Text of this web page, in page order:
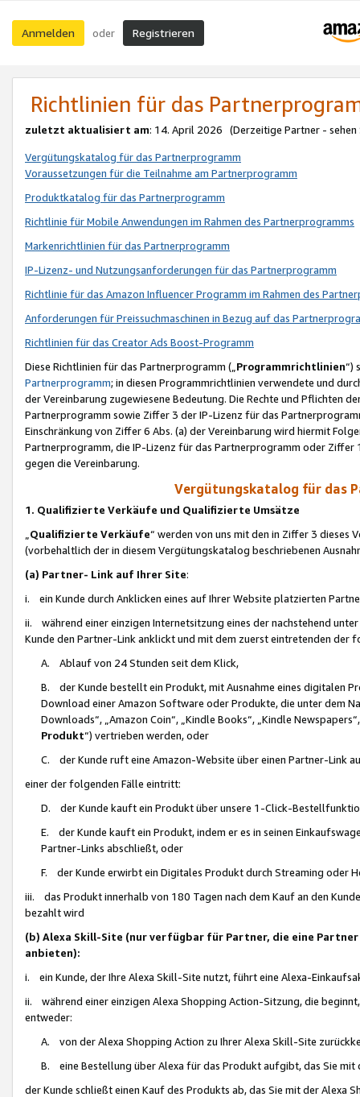
Anmelden oder Registrieren
Richtlinien für das
zuletzt aktualisiert am: 14. April 2026 (Derzeitige Partner - sehen
Vergütungskatalog für das Partnerprogramm
Voraussetzungen für die Teilnahme am Partnerprogramm
Produktkatalog für das Partnerprogramm
Richtlinie für Mobile Anwendungen im Rahmen des Partnerprogramms
Markenrichtlinien für das Partnerprogramm
IP-Lizenz- und Nutzungsanforderungen für das Partnerprogramm
Richtlinie für das Amazon Influencer Programm im Rahmen des
Anforderungen für Preissuchmaschinen in Bezug auf das
Richtlinien für das Creator Ads Boost-Programm
Diese Richtlinien für das Partnerprogramm („Programmrichtlinien“)
Partnerprogramm; in diesen Programmrichtlinien verwendete und
der Vereinbarung zugewiesene Bedeutung. Die Rechte und Pflichten
Partnerprogramm sowie Ziffer 3 der IP-Lizenz für das
Einschränkung von Ziffer 6 Abs. (a) der Vereinbarung wird hiermit
Partnerprogramm, die IP-Lizenz für das Partnerprogramm oder
gegen die Vereinbarung.
Vergütungskatalog für das
1. Qualifizierte Verkäufe und Qualifizierte Umsätze
Qualifizierte Verkäufe“ werden von uns mit den in Ziffer 3
(vorbehaltlich der in diesem Vergütungskatalog beschriebenen
(a) Partner- Link auf Ihrer Site:
i. ein Kunde durch Anklicken eines auf Ihrer Website platzierten
ii. während einer einzigen Internetsitzung eines der nachstehend
Kunde den Partner-Link anklickt und mit dem zuerst eintretenden der
A. Ablauf von 24 Stunden seit dem Klick,
B. der Kunde bestellt ein Produkt, mit Ausnahme eines digitalen
Download einer Amazon Software oder Produkte, die unter dem
Downloads“, „Amazon Coin“, „Kindle Books“, „Kindle
Produkt“) vertrieben werden, oder
C. der Kunde ruft eine Amazon-Website über einen Partner-Link
einer der folgenden Fälle eintritt:
D. der Kunde kauft ein Produkt über unsere 1-Click-
E. der Kunde kauft ein Produkt, indem er es in seinen
Partner-Links abschließt, oder
F. der Kunde erwirbt ein Digitales Produkt durch Streaming oder
iii. das Produkt innerhalb von 180 Tagen nach dem Kauf an den
bezahlt wird
(b) Alexa Skill-Site (nur verfügbar für Partner, die eine
anbieten):
i. ein Kunde, der Ihre Alexa Skill-Site nutzt, führt eine Alexa-
ii. während einer einzigen Alexa Shopping Action-Sitzung, die
entweder:
A. von der Alexa Shopping Action zu Ihrer Alexa Skill-Site
B. eine Bestellung über Alexa für das Produkt aufgibt, das Sie mit
der Kunde schließt einen Kauf des Produkts ab, das Sie mit der Alexa